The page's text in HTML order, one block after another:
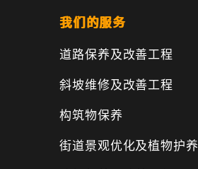
我们的服务
道路保养及改善工程
斜坡维修及改善工程
构筑物保养
街道景观优化及植物护养